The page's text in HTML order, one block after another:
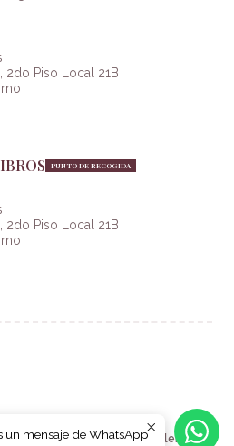
Piso Local 21B
PUNTO DE RECOGIDA
Piso Local 21B
.
Desarrollado por Jumpseller
un mensaje de WhatsApp